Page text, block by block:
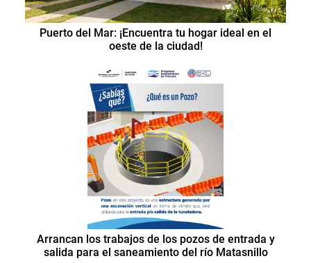
Puerto del Mar: ¡Encuentra tu hogar ideal en el
oeste de la ciudad!
Arrancan los trabajos de los pozos de entrada y
salida para el saneamiento del río Matasnillo